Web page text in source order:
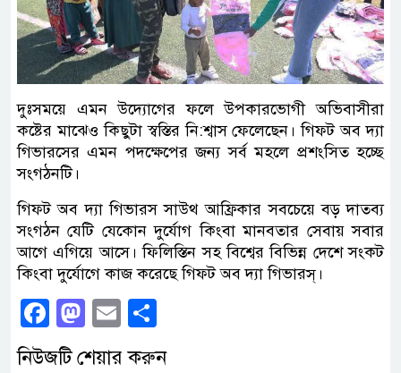
দুঃসময়ে এমন উদ্যোগের ফলে উপকারভোগী অভিবাসীরা
কষ্টের মাঝেও কিছুটা স্বস্তির নি:শ্বাস ফেলেছেন। গিফট অব দ্যা
গিভারসের এমন পদক্ষেপের জন্য সর্ব মহলে প্রশংসিত হচ্ছে
সংগঠনটি।
গিফট অব দ্যা গিভারস সাউথ আফ্রিকার সবচেয়ে বড় দাতব্য
সংগঠন যেটি যেকোন দুর্যোগ কিংবা মানবতার সেবায় সবার
আগে এগিয়ে আসে। ফিলিস্তিন সহ বিশ্বের বিভিন্ন দেশে সংকট
কিংবা দুর্যোগে কাজ করেছে গিফট অব দ্যা গিভারস্।
Facebook
Mastodon
Email
নিউজটি শেয়ার করুন